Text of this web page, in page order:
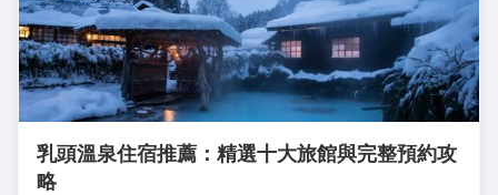
乳頭溫泉住宿推薦：精選十大旅館與完整預約攻
略